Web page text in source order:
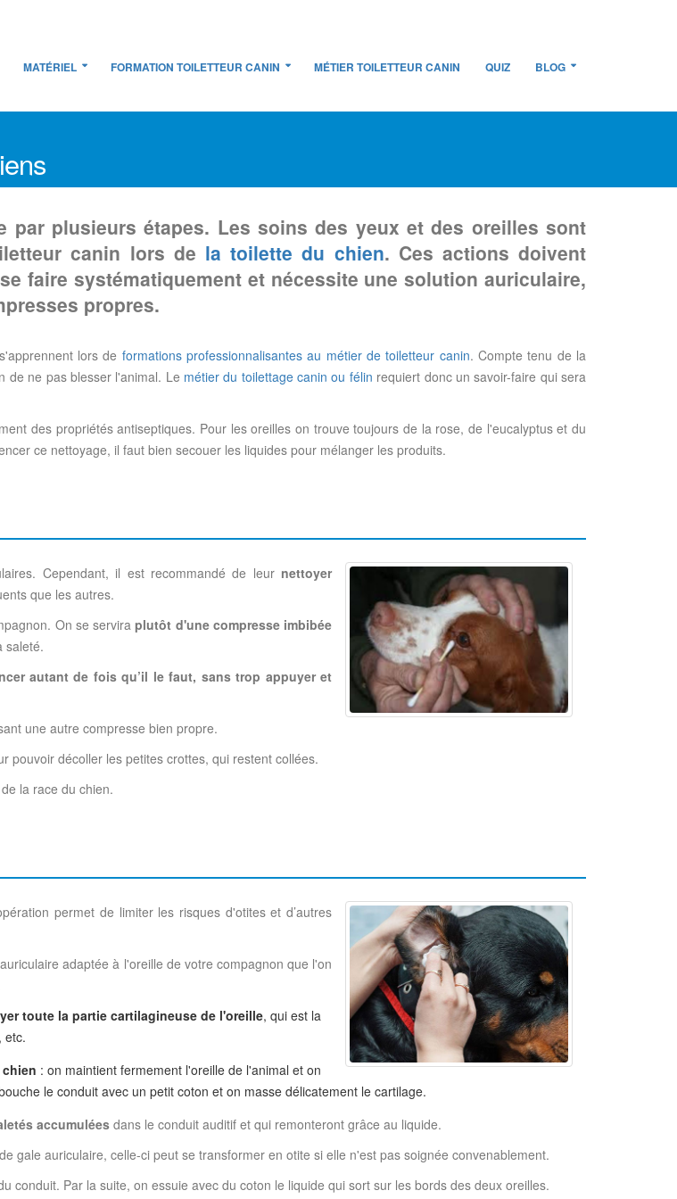
MATÉRIEL FORMATION TOILETTEUR CANIN MÉTIER TOILETTEUR CANIN QUIZ BLOG
plusieurs étapes. Les soins des yeux et des oreilles sont
canin lors de la toilette du chien. Ces actions doivent
faire systématiquement et nécessite une solution auriculaire,
propres.
lors de formations professionnalisantes au métier de toiletteur canin. Compte tenu de la
de ne pas blesser l'animal. Le métier du toilettage canin ou félin requiert donc un savoir-faire qui sera
des propriétés antiseptiques. Pour les oreilles on trouve toujours de la rose, de l'eucalyptus et du
ce nettoyage, il faut bien secouer les liquides pour mélanger les produits.
Cependant, il est recommandé de leurnettoyer
que les autres.
On se serviraplutôt d'une compresse imbibée
saleté.
autant de fois qu’il le faut, sans trop appuyer et
une autre compresse bien propre.
pouvoir décoller les petites crottes, qui restent collées.
la race du chien.
permet de limiter les risques d'otites et d’autres
adaptée à l'oreille de votre compagnon que l'on
toute la partie cartilagineuse de l'oreille, qui est la
etc.
: on maintient fermement l'oreille de l'animal et on
le conduit avec un petit coton et on masse délicatement le cartilage.
accumulées dans le conduit auditif et qui remonteront grâce au liquide.
gale auriculaire, celle-ci peut se transformer en otite si elle n'est pas soignée convenablement.
conduit. Par la suite, on essuie avec du coton le liquide qui sort sur les bords des deux oreilles.